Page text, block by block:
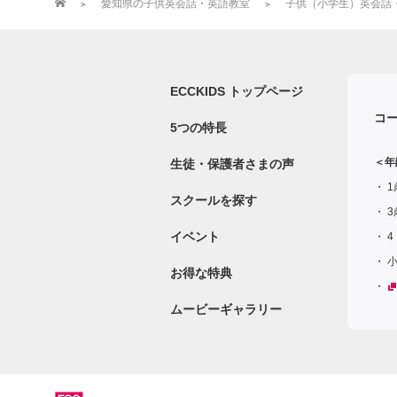
愛知県の子供英会話・英語教室 子供（小学生）英会話
ECCKIDS トップページ
5つの特長
生徒・保護者さまの声
スクールを探す
イベント
お得な特典
ムービーギャラリー
コ
＜
1
3
4